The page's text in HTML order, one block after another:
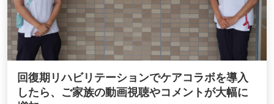
回復期リハビリテーションでケアコラボを導入
したら、ご家族の動画視聴やコメントが大幅に